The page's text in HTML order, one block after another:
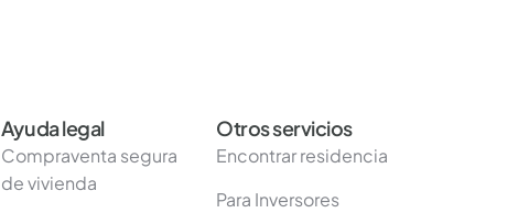
Ayuda legal
Compraventa segura
de vivienda
Otros servicios
Encontrar residencia
Para Inversores